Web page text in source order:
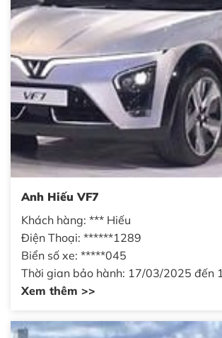
Anh Hiếu VF7
Khách hàng: *** Hiếu
Điện Thoại: ******1289
Biển số xe: *****045
Thời gian bảo hành: 17/03/2025 đến
Xem thêm >>